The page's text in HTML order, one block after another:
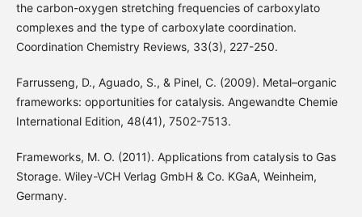
the carbon-oxygen stretching frequencies of carboxylato
complexes and the type of carboxylate coordination.
Coordination Chemistry Reviews, 33(3), 227-250.
Farrusseng, D., Aguado, S., & Pinel, C. (2009). Metal–organic
frameworks: opportunities for catalysis. Angewandte Chemie
International Edition, 48(41), 7502-7513.
Frameworks, M. O. (2011). Applications from catalysis to Gas
Storage. Wiley-VCH Verlag GmbH & Co. KGaA, Weinheim,
Germany.